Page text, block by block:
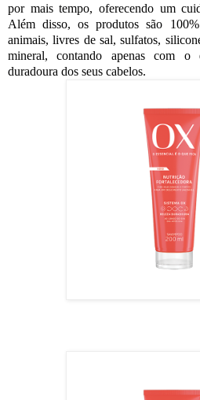
por mais tempo, oferecendo um
Além disso, os produtos são
animais, livres de sal, sulfatos,
mineral, contando apenas com o
duradoura dos seus cabelos.